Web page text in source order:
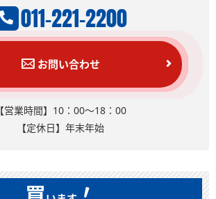
011-221-2200
お問い合わせ
【営業時間】10：00～18：00
【定休日】年末年始